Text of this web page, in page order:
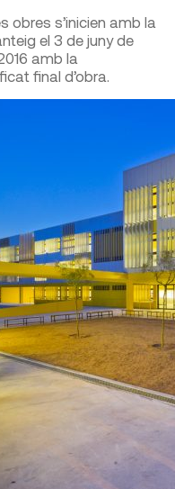
obres s’inicien amb la
el 3 de juny de
amb la
final d’obra.